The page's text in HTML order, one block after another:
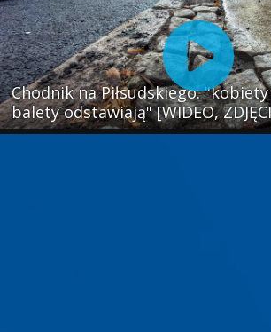
Chodnik na Piłsudskiego:
balety odstawiają" [WIDEO,